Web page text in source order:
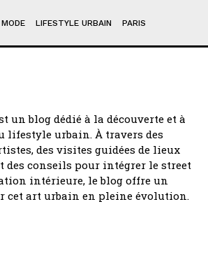
MODE LIFESTYLE URBAIN PARIS
un blog dédié à la découverte et à
lifestyle urbain. À travers des
des visites guidées de lieux
des conseils pour intégrer le street
intérieure, le blog offre un
cet art urbain en pleine évolution.